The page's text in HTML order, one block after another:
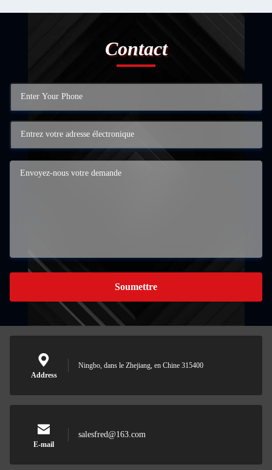
Contact
Soumettre
Address
Ningbo, dans le Zhejiang, en Chine 315400
E-mail
salesfred@163.com